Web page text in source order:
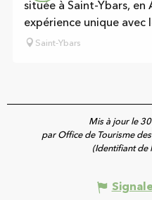
située à Saint-Ybars, en
expérience unique avec
Saint-Ybars
Mis à jour le
par Office de Tourisme des
(Identifiant de